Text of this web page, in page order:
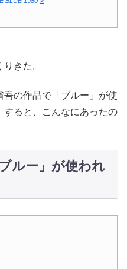
きた。
吾の作品で「ブルー」が使
すると、こんなにあったの
ルー」が使われ